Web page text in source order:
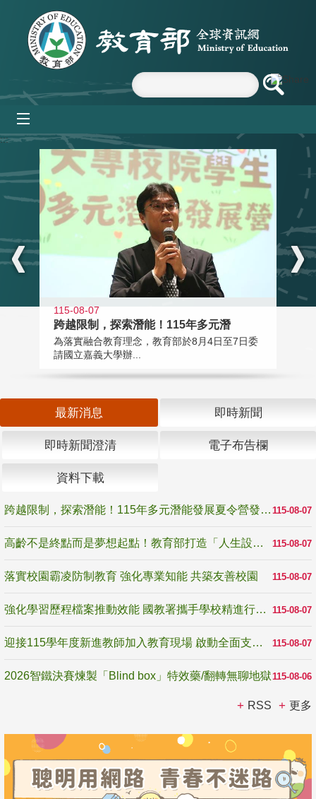
跳到主要內容區塊
:::
115-08-07
跨越限制，探索潛能！115年多元潛
為落實融合教育理念，教育部於8月4日至7日委
請國立嘉義大學辦...
最新消息 即時新聞
即時新聞澄清 電子布告欄
資料下載
115-08-07
跨越限制，探索潛能！115年多元潛能發展夏令營發掘生命無限可能
115-08-07
高齡不是終點而是夢想起點！教育部打造「人生設計夢工場」 參展第3屆高齡健康產業博覽會
115-08-07
落實校園霸凌防制教育 強化專業知能 共築友善校園
115-08-07
強化學習歷程檔案推動效能 國教署攜手學校精進行政與教學支持
115-08-07
迎接115學年度新進教師加入教育現場 啟動全面支持陪伴
115-08-06
2026智鐵決賽煉製「Blind box」特效藥/翻轉無聊地獄
RSS 更多